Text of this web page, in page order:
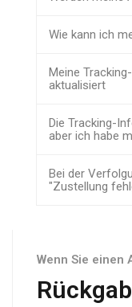
Wie kann ich
Meine
aktualisiert
Die Tracking-
aber ich habe
Bei der
"Zustellung
Wenn Sie einen